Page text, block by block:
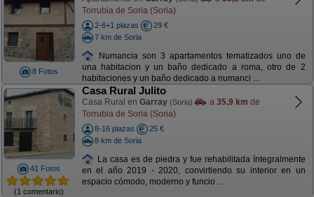
8 Fotos
Torrubia de Soria (Soria)
2-6+1 plazas
29 €
7 km de Soria
Numancia son 3 apartamentos tematizados uno de
una habitacion y un baño dedicado a roma, otro de 2
habitaciones y un baño dedicado a numanci ...
41 Fotos
(1 comentario)
Casa Rural Julito
Casa Rural en Garray (Soria) a 35,9 km de
Torrubia de Soria (Soria)
8-16 plazas
25 €
8 km de Soria
La casa es de piedra y fue rehabilitada íntegralmente
en el año 2019 - 2020, convirtiendo su interior en un
espacio cómodo, moderno y funcio ...